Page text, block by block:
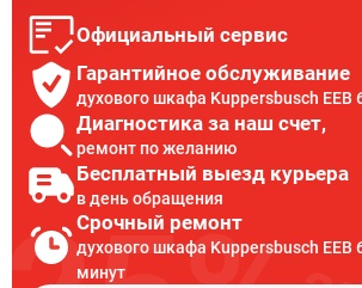
Официальный сервис
Гарантийное обслуживание
духового шкафа Kuppersbusch EEB
Диагностика за наш счет,
ремонт по желанию
Бесплатный выезд курьера
в день обращения
Срочный ремонт
духового шкафа Kuppersbusch EEB
минут